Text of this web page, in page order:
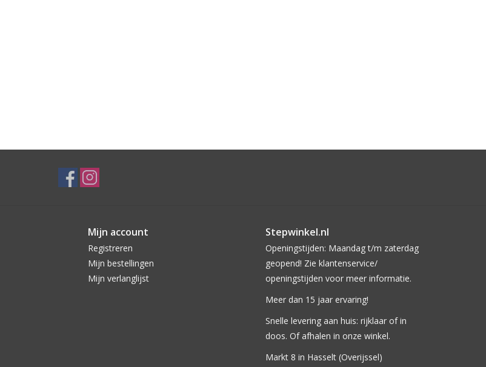
Mijn account
Registreren
Mijn bestellingen
Mijn verlanglijst
Stepwinkel.nl
Openingstijden: Maandag t/m zaterdag
geopend! Zie klantenservice/
openingstijden voor meer informatie.
Meer dan 15 jaar ervaring!
Snelle levering aan huis: rijklaar of in
doos. Of afhalen in onze winkel.
Markt 8 in Hasselt (Overijssel)